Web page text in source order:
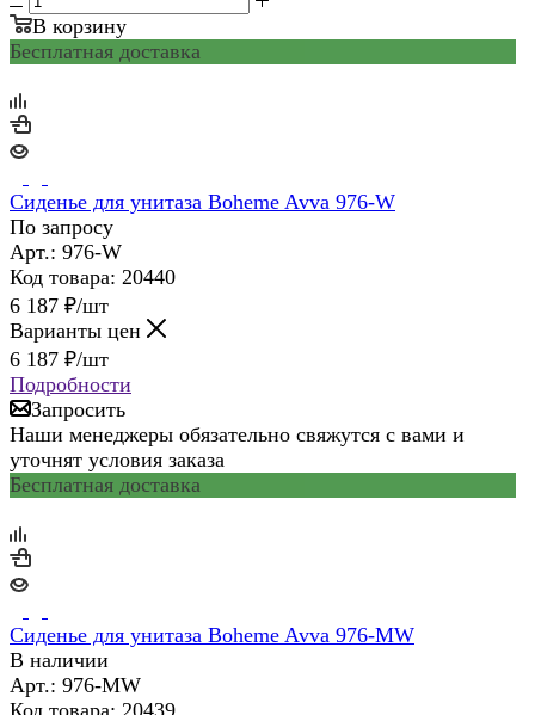
В корзину
Бесплатная доставка
Сиденье для унитаза Boheme Avva 976-W
По запросу
Арт.: 976-W
Код товара: 20440
6 187 ₽/шт
Варианты цен
6 187 ₽/шт
Подробности
Запросить
Наши менеджеры обязательно свяжутся с вами и
уточнят условия заказа
Бесплатная доставка
Сиденье для унитаза Boheme Avva 976-MW
В наличии
Арт.: 976-MW